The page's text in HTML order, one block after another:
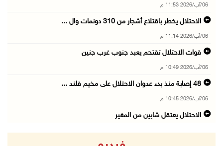
06/آب/2026 11:53 م
الاحتلال يخطر باقتلاع أشجار من 310 دونمات وال ...
06/آب/2026 11:14 م
قوات الاحتلال تقتحم يعبد جنوب غرب جنين
06/آب/2026 10:49 م
48 إصابة منذ بدء عدوان الاحتلال على مخيم قلند ...
06/آب/2026 10:45 م
الاحتلال يعتقل شابين من المغير